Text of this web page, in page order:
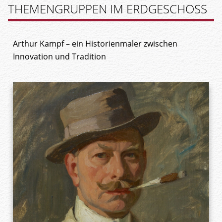
THEMENGRUPPEN IM ERDGESCHOSS
Arthur Kampf – ein Historienmaler zwischen
Innovation und Tradition